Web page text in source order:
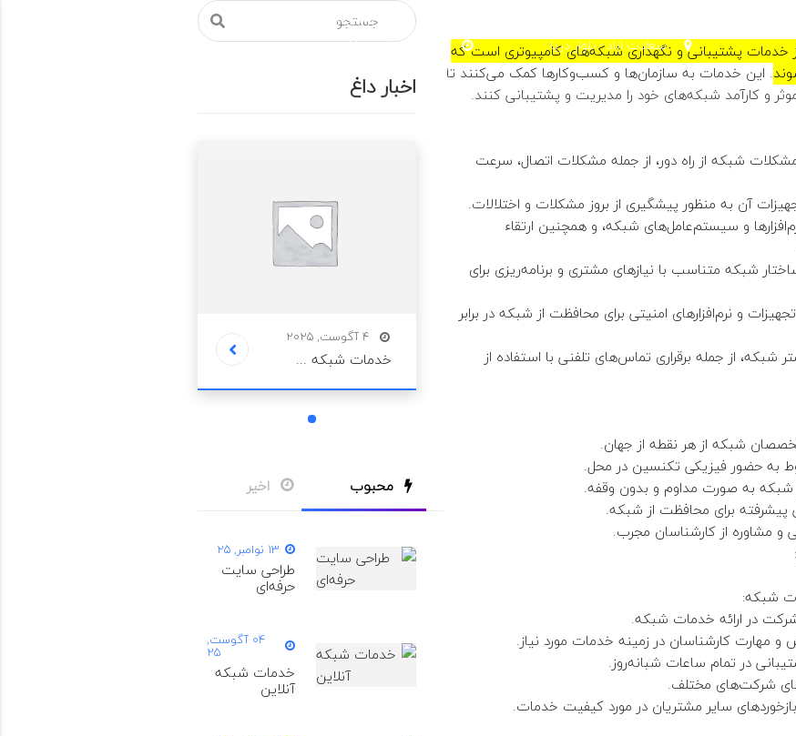
سعادت اباد - بلوار دریا
شنبه تا پنجشنبه ها از
ساعت 8:00 - 18:00 جمعه
ها تعطیل است.
09330089890
خدمات پشتیبانی و نگهداری شبکه‌های کامپیوتری است که
. این خدمات به سازمان‌ها و کسب‌وکارها کمک می‌کنند تا
و کارآمد شبکه‌های خود را مدیریت و پشتیبانی کنند.
شبکه از راه دور، از جمله مشکلات اتصال، سرعت
آن به منظور پیشگیری از بروز مشکلات و اختلالات.
و سیستم‌عامل‌های شبکه، و همچنین ارتقاء
شبکه متناسب با نیازهای مشتری و برنامه‌ریزی برای
و نرم‌افزارهای امنیتی برای محافظت از شبکه در برابر
شبکه، از جمله برقراری تماس‌های تلفنی با استفاده از
شبکه از هر نقطه از جهان.
به حضور فیزیکی تکنسین در محل.
شبکه به صورت مداوم و بدون وقفه.
پیشرفته برای محافظت از شبکه.
مشاوره از کارشناسان مجرب.
شبکه:
در ارائه خدمات شبکه.
و مهارت کارشناسان در زمینه خدمات مورد نیاز.
در تمام ساعات شبانه‌روز.
شرکت‌های مختلف.
سایر مشتریان در مورد کیفیت خدمات.
اخبار داغ
4 آگوست, 2025
خدمات شبکه ...
1
محبوب اخیر
13 نوامبر, 25
طراحی سایت
حرفه‌ای
04 آگوست,
25
خدمات شبکه
آنلاین